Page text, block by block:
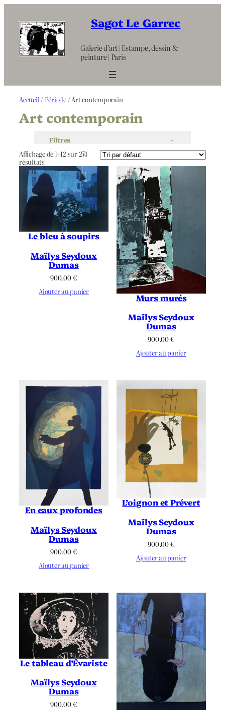
contenu
Sagot Le Garrec
Galerie d’art | Estampe, dessin &
peinture | Paris
Accueil / Période/ Art contemporain
Art contemporain
Filtres +
Affichage de 1–12 sur 274
résultats
Le bleu à soupirs
Maïlys Seydoux
Dumas
900.00€
Ajouter au panier
Murs murés
Maïlys Seydoux
Dumas
900.00€
Ajouter au panier
En eaux profondes
Maïlys Seydoux
Dumas
900.00€
Ajouter au panier
L’oignon et Prévert
Maïlys Seydoux
Dumas
900.00€
Ajouter au panier
Le tableau d’Évariste
Maïlys Seydoux
Dumas
900.00€